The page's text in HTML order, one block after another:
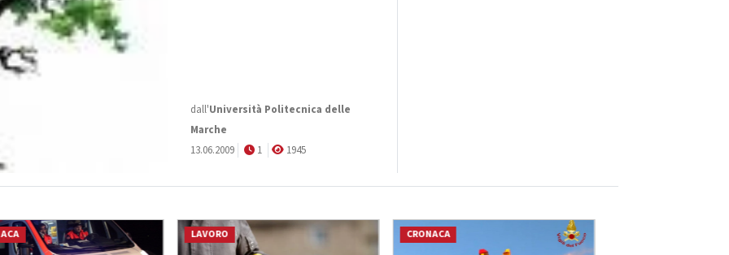
dall'Università Politecnica delle
Marche
13.06.2009
1 1945
LAVORO CRONACA